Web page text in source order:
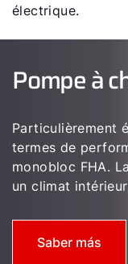
électrique.
Pompe à
Particulièrement
termes de
monobloc FHA.
un climat
Saber más
Comment
Pompe a